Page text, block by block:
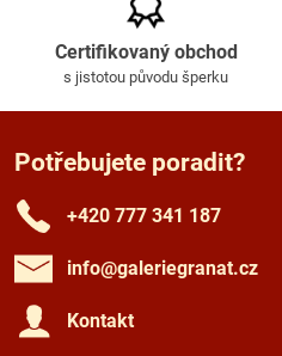
Certifikovaný obchod
s jistotou původu šperku
Potřebujete poradit?
+420 777 341 187
info​@galeriegranat​.cz
Kontakt